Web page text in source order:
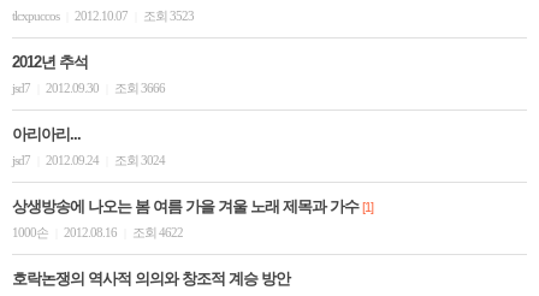
tlcxpuccos
2012.10.07 조회 3523
2012년 추석
jsd7 2012.09.30 조회 3666
아리아리...
jsd7 2012.09.24 조회 3024
상생방송에 나오는 봄 여름 가을 겨울 노래 제목과 가수 [1]
1000손
2012.08.16 조회 4622
호락논쟁의 역사적 의의와 창조적 계승 방안